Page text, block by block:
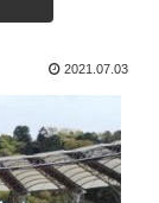
2021.07.03